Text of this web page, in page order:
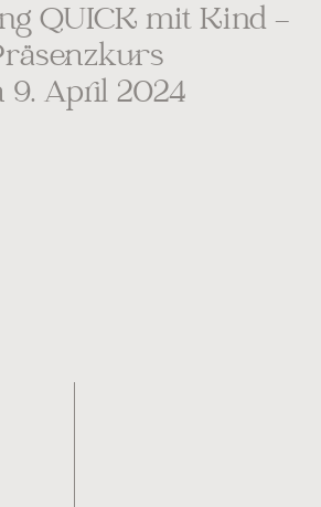
QUICK mit Kind –
9. April 2024